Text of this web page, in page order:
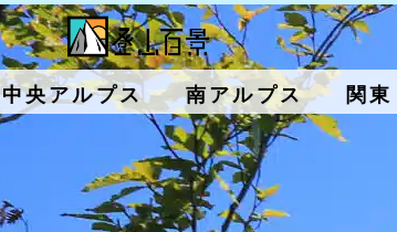
中央アルプス 南アルプス 関東